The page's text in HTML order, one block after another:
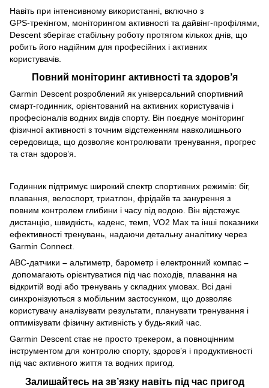
Навіть при інтенсивному використанні, включно з
GPS‑трекінгом, моніторингом активності та дайвінг‑профілями,
Descent зберігає стабільну роботу протягом кількох днів, що
робить його надійним для професійних і активних
користувачів.
Повний моніторинг активності та здоров’я
Garmin Descent розроблений як універсальний спортивний
смарт‑годинник, орієнтований на активних користувачів і
професіоналів водних видів спорту. Він поєднує моніторинг
фізичної активності з точним відстеженням навколишнього
середовища, що дозволяє контролювати тренування, прогрес
та стан здоров’я.
Годинник підтримує широкий спектр спортивних режимів: біг,
плавання, велоспорт, триатлон, фрідайв та занурення з
повним контролем глибини і часу під водою. Він відстежує
дистанцію, швидкість, каденс, темп, VO2 Max та інші показники
ефективності тренувань, надаючи детальну аналітику через
Garmin Connect.
ABC‑датчики – альтиметр, барометр і електронний компас –
допомагають орієнтуватися під час походів, плавання на
відкритій воді або тренувань у складних умовах. Всі дані
синхронізуються з мобільним застосунком, що дозволяє
користувачу аналізувати результати, планувати тренування і
оптимізувати фізичну активність у будь-який час.
Garmin Descent стає не просто трекером, а повноцінним
інструментом для контролю спорту, здоров’я і продуктивності
під час активного життя та водних пригод.
Залишайтесь на зв’язку навіть під час пригод